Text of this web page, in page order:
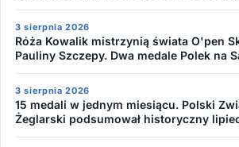
3 sierpnia 2026
Róża Kowalik mistrzynią świata O'pen
Pauliny Szczepy. Dwa medale Polek na
3 sierpnia 2026
15 medali w jednym miesiącu. Polski
Żeglarski podsumował historyczny